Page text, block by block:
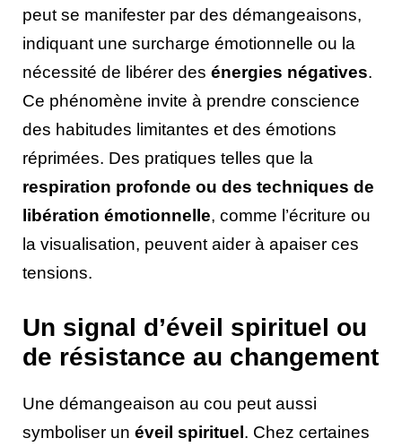
peut se manifester par des démangeaisons,
indiquant une surcharge émotionnelle ou la
nécessité de libérer des énergies négatives.
Ce phénomène invite à prendre conscience
des habitudes limitantes et des émotions
réprimées. Des pratiques telles que la
respiration profonde ou des techniques de
libération émotionnelle, comme l’écriture ou
la visualisation, peuvent aider à apaiser ces
tensions.
Un signal d’éveil spirituel ou
de résistance au changement
Une démangeaison au cou peut aussi
symboliser un éveil spirituel . Chez certaines